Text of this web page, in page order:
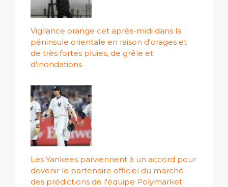
Vigilance orange cet après-midi dans la
péninsule orientale en raison d'orages et
de très fortes pluies, de grêle et
d'inondations
Les Yankees parviennent à un accord pour
devenir le partenaire officiel du marché
des prédictions de l'équipe Polymarket